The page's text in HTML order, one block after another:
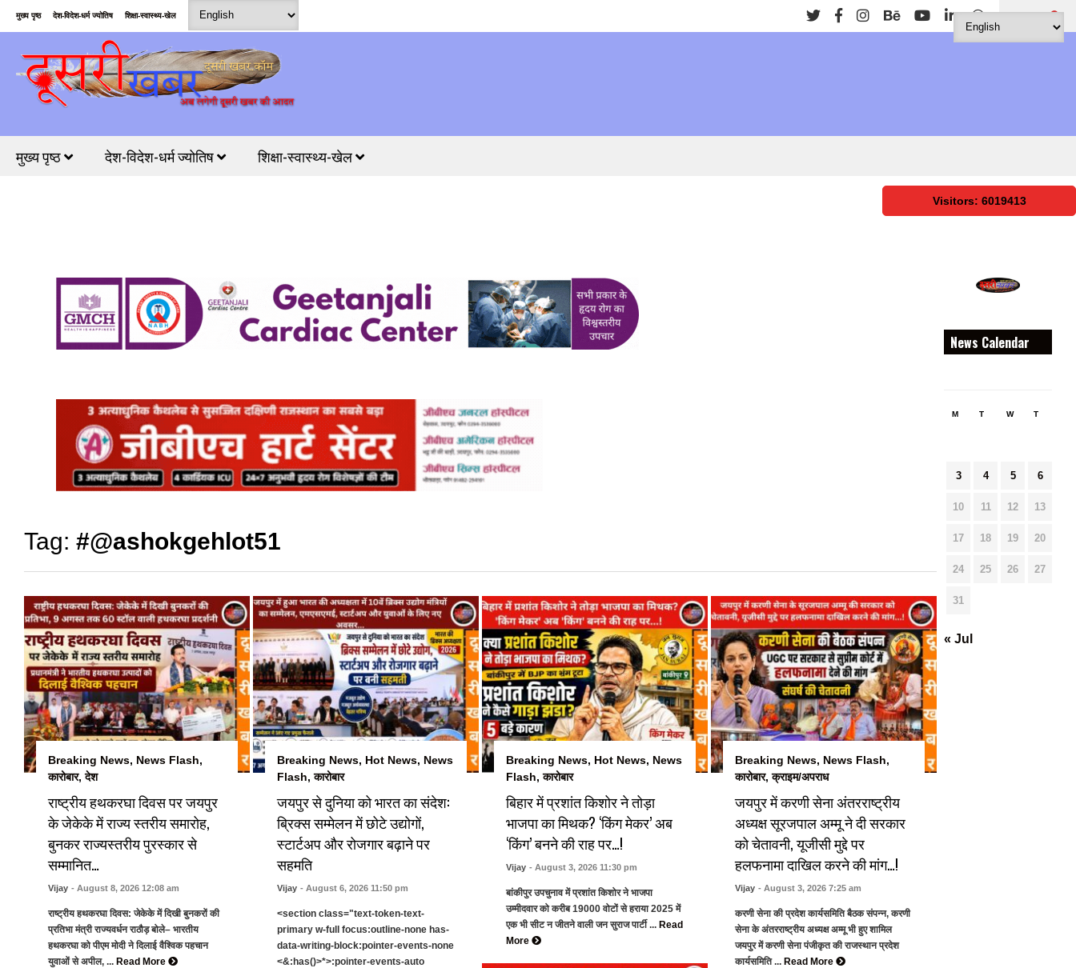
मुख्य पृष्ठ देश-विदेश-धर्म ज्योतिष शिक्षा-स्वास्थ्य-खेल
मुख्य पृष्ठ देश-विदेश-धर्म ज्योतिष शिक्षा-स्वास्थ्य-खेल
Visitors: 6019413
Tag: #@ashokgehlot51
Breaking News, News Flash,
कारोबार,देश
राष्ट्रीय हथकरघा दिवस पर जयपुर
के जेकेके में राज्य स्तरीय समारोह,
बुनकर राज्यस्तरीय पुरस्कार से
सम्मानित…
Vijay - August 8, 2026 12:08 am
राष्ट्रीय हथकरघा दिवस: जेकेके में दिखी बुनकरों की
प्रतिभा मंत्री राज्यवर्धन राठौड़ बोले– भारतीय
हथकरघा को पीएम मोदी ने दिलाई वैश्विक पहचान
युवाओं से अपील, ... Read More
Breaking News, Hot News, News
Flash,कारोबार
जयपुर से दुनिया को भारत का संदेश:
ब्रिक्स सम्मेलन में छोटे उद्योगों,
स्टार्टअप और रोजगार बढ़ाने पर
सहमति
Vijay - August 6, 2026 11:50 pm
<section class="text-token-text-
primary w-full focus:outline-none has-
data-writing-block:pointer-events-none
<&:has()>*>:pointer-events-auto
Breaking News, Hot News, News
Flash,कारोबार
बिहार में प्रशांत किशोर ने तोड़ा
भाजपा का मिथक? ‘किंग मेकर’ अब
‘किंग’ बनने की राह पर…!
Vijay - August 3, 2026 11:30 pm
बांकीपुर उपचुनाव में प्रशांत किशोर ने भाजपा
उम्मीदवार को करीब 19000 वोटों से हराया 2025 में
एक भी सीट न जीतने वाली जन सुराज पार्टी ... Read
More
Breaking News, News Flash,
कारोबार,क्राइम/अपराध
जयपुर में करणी सेना अंतरराष्ट्रीय
अध्यक्ष सूरजपाल अम्मू ने दी सरकार
को चेतावनी, यूजीसी मुद्दे पर
हलफनामा दाखिल करने की मांग…!
Vijay - August 3, 2026 7:25 am
करणी सेना की प्रदेश कार्यसमिति बैठक संपन्न, करणी
सेना के अंतरराष्ट्रीय अध्यक्ष अम्मू भी हुए शामिल
जयपुर में करणी सेना पंजीकृत की राजस्थान प्रदेश
कार्यसमिति ... Read More
News Calendar
M T W T
3 4 5 6
10 11 12 13
17 18 19 20
24 25 26 27
31
« Jul